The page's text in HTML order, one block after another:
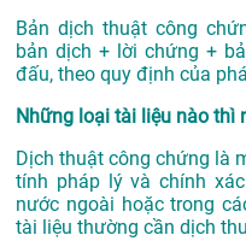
Bản dịch thuật công
bản dịch + lời chứng +
đấu, theo quy định của
Những loại tài liệu nào thì
Dịch thuật công chứng là
tính pháp lý và chính
nước ngoài hoặc trong
tài liệu thường cần dịch